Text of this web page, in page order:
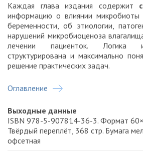
Каждая глава издания содержит
информацию о влиянии
беременности, об этиологии,
нарушений микробиоценоза
лечении пациенток. Логика
структурирована и максимально
решение практических задач.
Оглавление
Выходные данные
ISBN 978-5-907814-36-3. Формат
Твёрдый переплёт, 368 стр. Бумага
офсетная